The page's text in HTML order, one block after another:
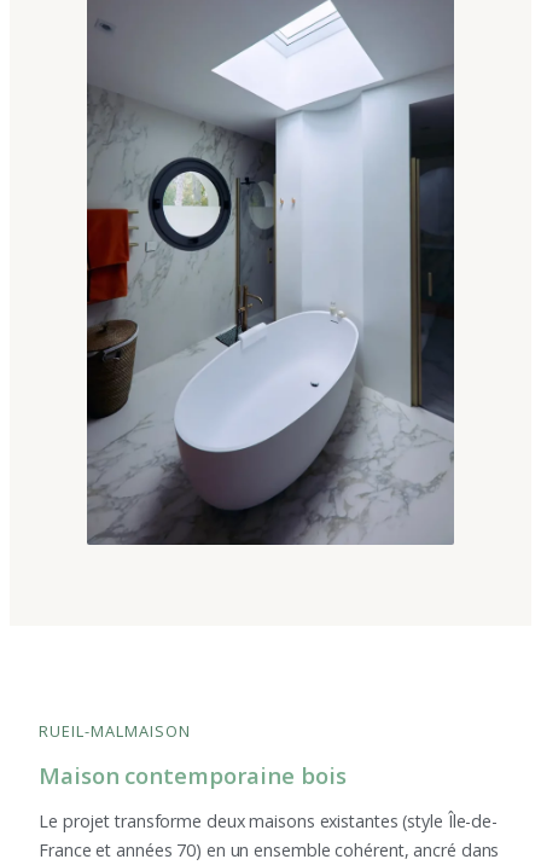
RUEIL-MALMAISON
Maison contemporaine bois
Le projet transforme deux maisons existantes (style Île-de-
France et années 70) en un ensemble cohérent, ancré dans